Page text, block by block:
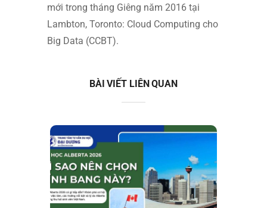
mới trong tháng Giêng năm 2016 tại
Lambton, Toronto: Cloud Computing cho
Big Data (CCBT).
BÀI VIẾT LIÊN QUAN